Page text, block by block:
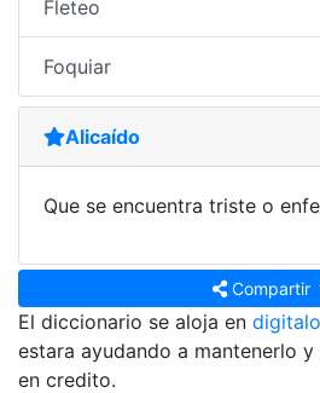
Fleteo
Foquiar
Alicaído
Que se encuentra triste o
Compartir
El diccionario se aloja en
estara ayudando a mantenerlo
en credito.